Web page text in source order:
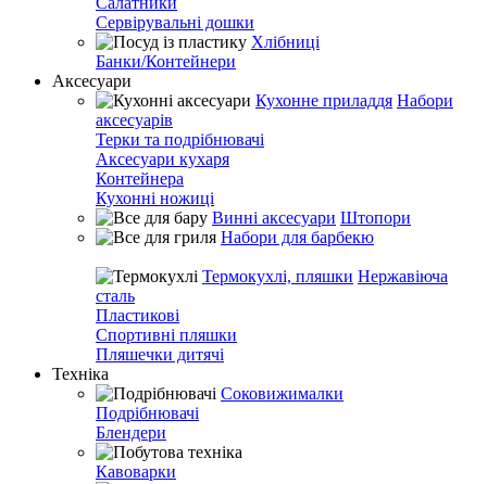
Сервірувальні дошки
Хлібниці
Банки/Контейнери
Аксесуари
Кухонне приладдя Набори
аксесуарів
Терки та подрібнювачі
Аксесуари кухаря
Контейнера
Кухонні ножиці
Винні аксесуари Штопори
Набори для барбекю
Термокухлі, пляшки Нержавіюча
сталь
Пластикові
Спортивні пляшки
Пляшечки дитячі
Техніка
Соковижималки
Подрібнювачі
Блендери
Кавоварки